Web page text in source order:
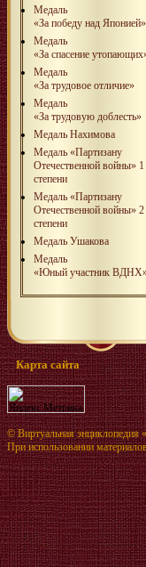
Медаль
«За победу над Японией»
Медаль
«За спасение
Медаль
«За трудовое отличие»
Медаль
«За трудовую доблесть»
Медаль Нахимова
Медаль «Партизану
Отечественной войны» 1
степени
Медаль «Партизану
Отечественной войны» 2
степени
Медаль Ушакова
Медаль
«Юный участник
Карта сайта
©Виртуальная энциклопедия
При использовании